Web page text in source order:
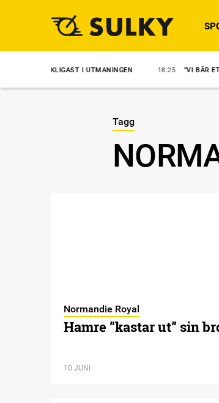
I UTMANINGEN 18:25 ”VI BÄR ETT
Tagg
Normandie Royal
Hamre ”kastar ut” sin
10 JUNI